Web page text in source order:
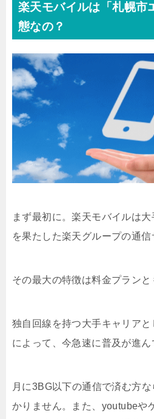
楽天モバイルは「札幌市
態なの？
まず最初に。楽天モバイルは
を果たした楽天グループの通信
その最大の特徴は料金プランと
独自回線を持つ大手キャリア
によって、今急速に普及が進ん
月に3BG以下の通信で済む方
かりません。また、youtubeや